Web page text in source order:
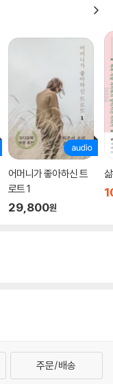
어머니가 좋아하신 트
로트 1
29,800원
주문/배송